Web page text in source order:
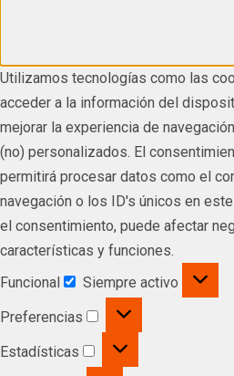
Utilizamos tecnologías como las
acceder a la información del
mejorar la experiencia de
(no) personalizados. El
permitirá procesar datos como el
navegación o los ID's únicos en
el consentimiento, puede afectar
características y funciones.
Funcional
Siempre activo
Preferencias
Estadísticas